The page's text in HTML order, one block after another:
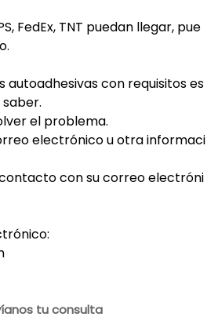
FedEx, TNT puedan llegar, pue
autoadhesivas con requisitos es
el problema.
electrónico u otra informaci
con su correo electróni
tu consulta